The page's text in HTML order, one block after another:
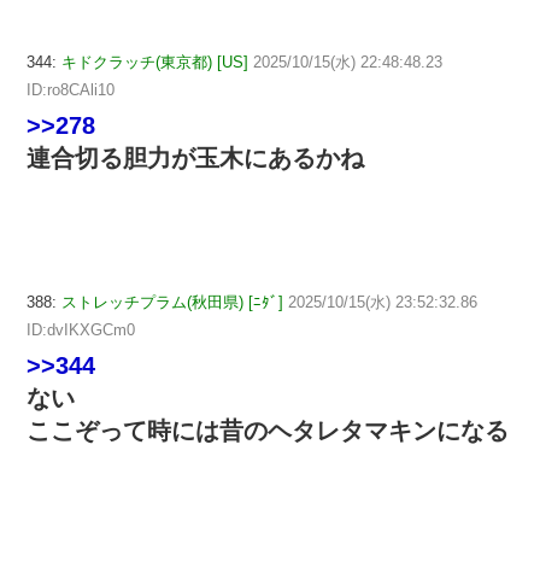
344: キドクラッチ(東京都) [US] 2025/10/15(水) 22:48:48.23
ID:ro8CAli10
>>278
連合切る胆力が玉木にあるかね
388: ストレッチプラム(秋田県) [ﾆﾀﾞ] 2025/10/15(水) 23:52:32.86
ID:dvIKXGCm0
>>344
ない
ここぞって時には昔のヘタレタマキンになる